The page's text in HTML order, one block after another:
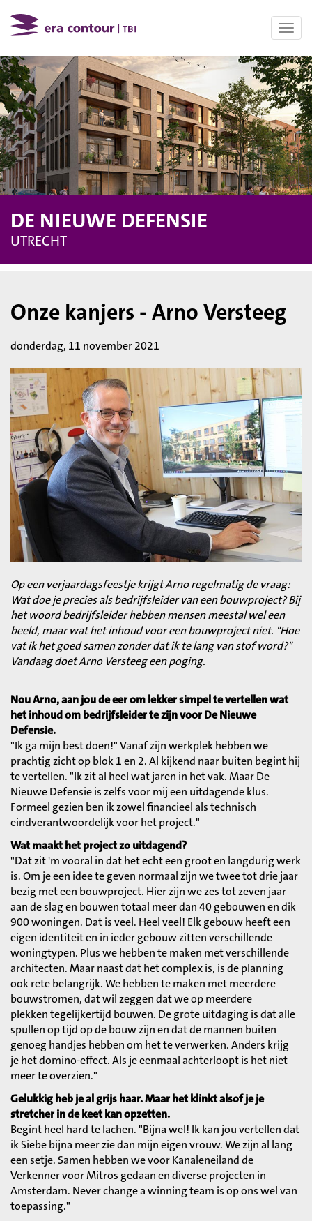
DE NIEUWE DEFENSIE
UTRECHT
Onze kanjers - Arno Versteeg
donderdag, 11 november 2021
Op een verjaardagsfeestje krijgt Arno regelmatig de vraag:
Wat doe je precies als bedrijfsleider van een bouwproject? Bij
het woord bedrijfsleider hebben mensen meestal wel een
beeld, maar wat het inhoud voor een bouwproject niet. "Hoe
vat ik het goed samen zonder dat ik te lang van stof word?"
Vandaag doet Arno Versteeg een poging.
Nou Arno, aan jou de eer om lekker simpel te vertellen wat
het inhoud om bedrijfsleider te zijn voor De Nieuwe
Defensie.
"Ik ga mijn best doen!" Vanaf zijn werkplek hebben we
prachtig zicht op blok 1 en 2. Al kijkend naar buiten begint hij
te vertellen. "Ik zit al heel wat jaren in het vak. Maar De
Nieuwe Defensie is zelfs voor mij een uitdagende klus.
Formeel gezien ben ik zowel financieel als technisch
eindverantwoordelijk voor het project."
Wat maakt het project zo uitdagend?
"Dat zit 'm vooral in dat het echt een groot en langdurig werk
is. Om je een idee te geven normaal zijn we twee tot drie jaar
bezig met een bouwproject. Hier zijn we zes tot zeven jaar
aan de slag en bouwen totaal meer dan 40 gebouwen en dik
900 woningen. Dat is veel. Heel veel! Elk gebouw heeft een
eigen identiteit en in ieder gebouw zitten verschillende
woningtypen. Plus we hebben te maken met verschillende
architecten. Maar naast dat het complex is, is de planning
ook rete belangrijk. We hebben te maken met meerdere
bouwstromen, dat wil zeggen dat we op meerdere
plekken tegelijkertijd bouwen. De grote uitdaging is dat alle
spullen op tijd op de bouw zijn en dat de mannen buiten
genoeg handjes hebben om het te verwerken. Anders krijg
je het domino-effect. Als je eenmaal achterloopt is het niet
meer te overzien."
Gelukkig heb je al grijs haar. Maar het klinkt alsof je je
stretcher in de keet kan opzetten.
Begint heel hard te lachen. "Bijna wel! Ik kan jou vertellen dat
ik Siebe bijna meer zie dan mijn eigen vrouw. We zijn al lang
een setje. Samen hebben we voor Kanaleneiland de
Verkenner voor Mitros gedaan en diverse projecten in
Amsterdam. Never change a winning team is op ons wel van
toepassing."